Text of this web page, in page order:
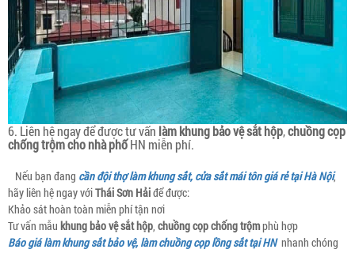
6. Liên hệ ngay để được tư vấn làm khung bảo vệ sắt hộp,chuồng cọp
chống trộm cho nhà phốHN miễn phí.
Nếu bạn đang cần đội thợ làm khung sắt, cửa sắt mái tôn giá rẻ tại Hà Nội,
hãy liên hệ ngay vớiThái Sơn Hảiđể được:
Khảo sát hoàn toàn miễn phí tận nơi
Tư vấn mẫu khung bảo vệ sắt hộp, chuồng cọp chống trộmphù hợp
Báo giá làm khung sắt bảo vệ, làm chuồng cọp lồng sắt tại HN nhanh chóng